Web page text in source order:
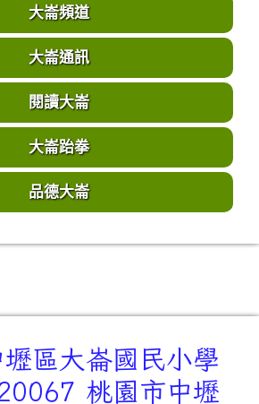
大崙頻道
大崙通訊
閱讀大崙
大崙跆拳
品德大崙
區大崙國民小學
桃園市中壢